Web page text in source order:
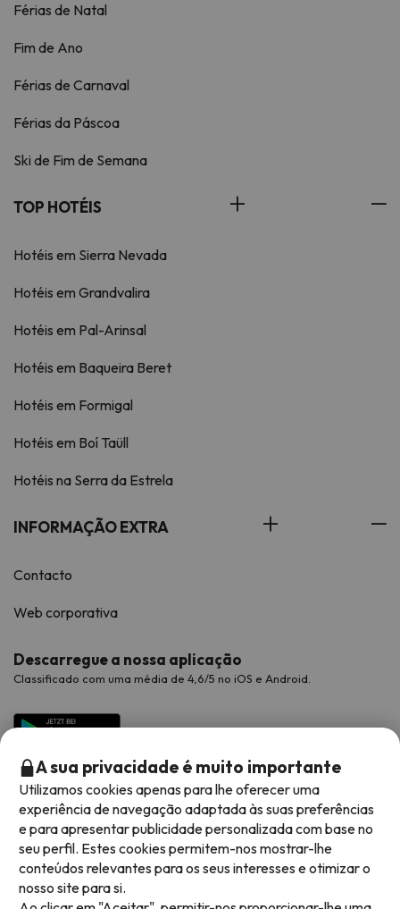
Férias de Natal
Fim de Ano
Férias de Carnaval
Férias da Páscoa
Ski de Fim de Semana
TOP HOTÉIS
Hotéis em Sierra Nevada
Hotéis em Grandvalira
Hotéis em Pal-Arinsal
Hotéis em Baqueira Beret
Hotéis em Formigal
Hotéis em Boí Taüll
Hotéis na Serra da Estrela
INFORMAÇÃO EXTRA
Contacto
Web corporativa
Descarregue a nossa aplicação
Classificado com uma média de 4,6/5 no iOS e Android.
Métodos de pagamento disponíveis
A sua privacidade é muito importante
Utilizamos cookies apenas para lhe oferecer uma
experiência de navegação adaptada às suas preferências
e para apresentar publicidade personalizada com base no
seu perfil. Estes cookies permitem-nos mostrar-lhe
conteúdos relevantes para os seus interesses e otimizar o
nosso site para si.